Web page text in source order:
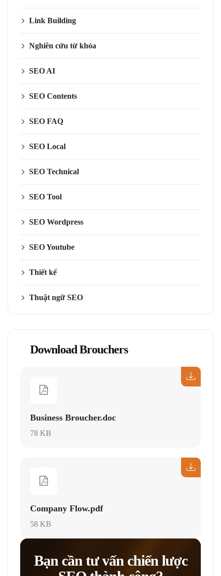
Link Building
Nghiên cứu từ khóa
SEO AI
SEO Contents
SEO FAQ
SEO Local
SEO Technical
SEO Tool
SEO Wordpress
SEO Youtube
Thiết kế
Thuật ngữ SEO
Download Brouchers
Business Broucher.doc
78 KB
Company Flow.pdf
58 KB
Bạn cần tư vấn chiến lược